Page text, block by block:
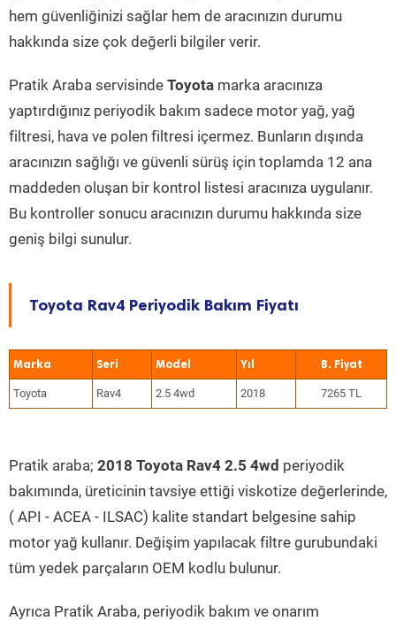
hem güvenliğinizi sağlar hem de aracınızın durumu
hakkında size çok değerli bilgiler verir.
Pratik Araba servisinde Toyota marka aracınıza
yaptırdığınız periyodik bakım sadece motor yağ, yağ
filtresi, hava ve polen filtresi içermez. Bunların dışında
aracınızın sağlığı ve güvenli sürüş için toplamda 12 ana
maddeden oluşan bir kontrol listesi aracınıza uygulanır.
Bu kontroller sonucu aracınızın durumu hakkında size
geniş bilgi sunulur.
Toyota Rav4 Periyodik Bakım Fiyatı
Marka Seri Model Yıl
Toyota Rav4 2.5 4wd 2018 7265 TL
Pratik araba; 2018 Toyota Rav4 2.5 4wd periyodik
bakımında, üreticinin tavsiye ettiği viskotize değerlerinde,
( API - ACEA - ILSAC) kalite standart belgesine sahip
motor yağ kullanır. Değişim yapılacak filtre gurubundaki
tüm yedek parçaların OEM kodlu bulunur.
Ayrıca Pratik Araba, periyodik bakım ve onarım